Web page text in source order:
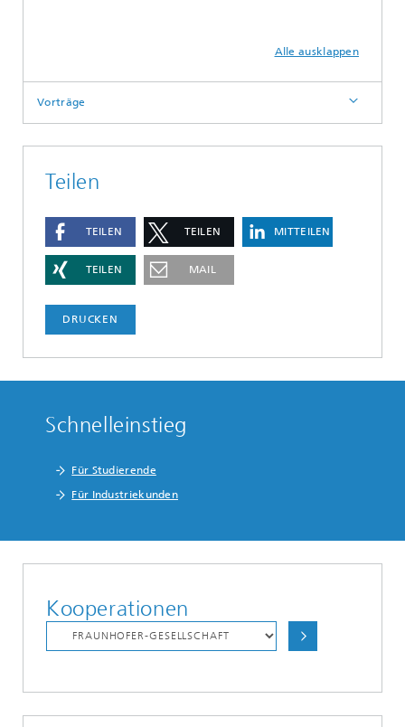
Alle ausklappen
Vorträge
Teilen
TEILEN TEILEN MITTEILEN
TEILEN MAIL
DRUCKEN
Schnelleinstieg
Für Studierende
Für Industriekunden
Kooperationen